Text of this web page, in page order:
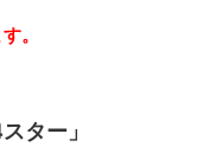
。
ター」